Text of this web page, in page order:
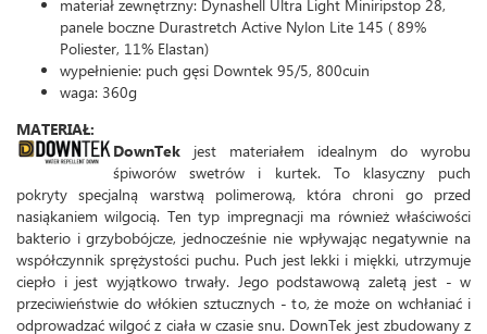
materiał zewnętrzny: Dynashell Ultra Light Miniripstop 28,
panele boczne Durastretch Active Nylon Lite 145 ( 89%
Poliester, 11% Elastan)
wypełnienie: puch gęsi Downtek 95/5, 800cuin
waga: 360g
MATERIAŁ:
DownTek jest materiałem idealnym do wyrobu
śpiworów swetrów i kurtek. To klasyczny puch
pokryty specjalną warstwą polimerową, która chroni go przed
nasiąkaniem wilgocią. Ten typ impregnacji ma również właściwości
bakterio i grzybobójcze, jednocześnie nie wpływając negatywnie na
współczynnik sprężystości puchu. Puch jest lekki i miękki, utrzymuje
ciepło i jest wyjątkowo trwały. Jego podstawową zaletą jest - w
przeciwieństwie do włókien sztucznych - to, że może on wchłaniać i
odprowadzać wilgoć z ciała w czasie snu. DownTek jest zbudowany z